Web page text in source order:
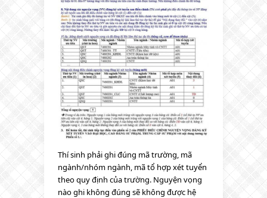
Thí sinh phải ghi đúng mã trường, mã
ngành/nhóm ngành, mã tổ hợp xét tuyển
theo quy định của trường. Nguyện vọng
nào ghi không đúng sẽ không được hệ